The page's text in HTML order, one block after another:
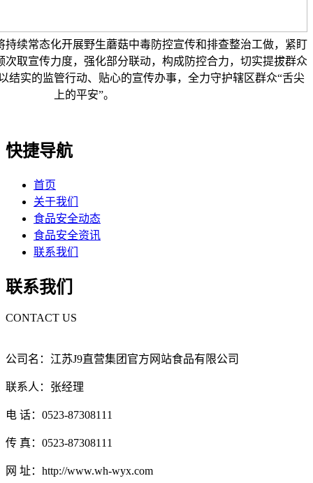
持续常态化开展野生蘑菇中毒防控宣传和排查整治工做，紧盯
次取宣传力度，强化部分联动，构成防控合力，切实提拔群众
结实的监管行动、贴心的宣传办事，全力守护辖区群众“舌尖
上的平安”。
快捷导航
首页
关于我们
食品安全动态
食品安全资讯
联系我们
联系我们
CONTACT US
公司名：江苏J9直营集团官方网站食品有限公司
联系人：张经理
电 话：0523-87308111
传 真：0523-87308111
网 址：http://www.wh-wyx.com